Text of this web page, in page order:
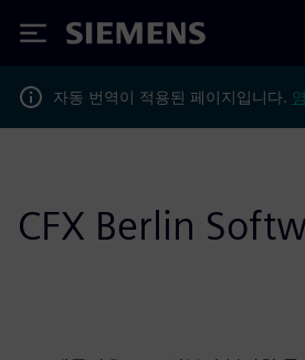
Siemens
자동 번역이 적용된 페이지입니다.
CFX Berlin